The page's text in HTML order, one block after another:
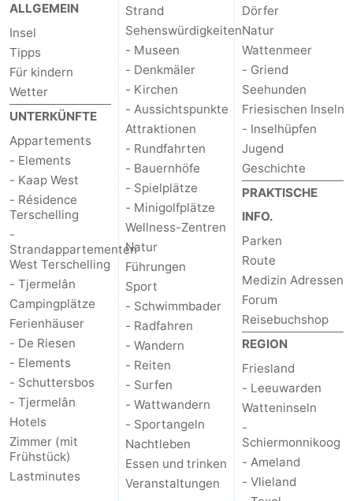
ALLGEMEIN
Insel
Tipps
Für kindern
Wetter
UNTERKÜNFTE
Appartements
- Elements
- Kaap West
- Résidence
Terschelling
-
Strandappartementen
West Terschelling
- Tjermelân
Campingplätze
Ferienhäuser
- De Riesen
- Elements
- Schuttersbos
- Tjermelân
Hotels
Zimmer (mit
Frühstück)
Lastminutes
Strand
Sehenswürdigkeiten
- Museen
- Denkmäler
- Kirchen
- Aussichtspunkte
Attraktionen
- Rundfahrten
- Bauernhöfe
- Spielplätze
- Minigolfplätze
Wellness-Zentren
Natur
Führungen
Sport
- Schwimmbader
- Radfahren
- Wandern
- Reiten
- Surfen
- Wattwandern
- Sportangeln
Nachtleben
Essen und trinken
Veranstaltungen
Dörfer
Natur
Wattenmeer
- Griend
Seehunden
Friesischen Inseln
- Inselhüpfen
Jugend
Geschichte
PRAKTISCHE
INFO.
Parken
Route
Medizin Adressen
Forum
Reisebuchshop
REGION
Friesland
- Leeuwarden
Watteninseln
-
Schiermonnikoog
- Ameland
- Vlieland